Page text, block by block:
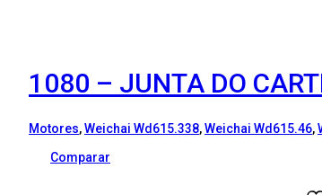
1080 – JUNTA DO
Motores,Weichai Wd615.338,Weichai Wd615.46,
Comparar